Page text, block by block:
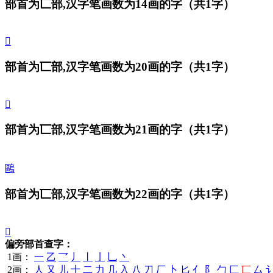
部首为匸部,汉字笔画数为14画的字 （共1字）
𠥷
部首为匸部,汉字笔画数为20画的字 （共1字）
𠥸
部首为匸部,汉字笔画数为21画的字 （共1字）
𠥹
部首为匸部,汉字笔画数为22画的字 （共1字）
𠥺
偏旁部首查字：
1画： 一 乙 乛 丿 乚 丶
2画：
人 又 儿 十 二 力 几 入 八 刀 厂 卜 匕 亻 阝 勹 匚 匸 厶 讠